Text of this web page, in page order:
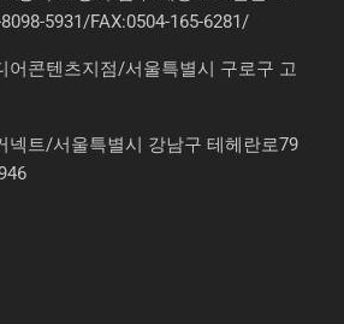
5931/FAX:0504-165-6281/
어콘텐츠지점/서울특별시 구로구 고
넥트/서울특별시 강남구 테헤란로79